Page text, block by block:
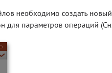
необходимо создать
для параметров операций